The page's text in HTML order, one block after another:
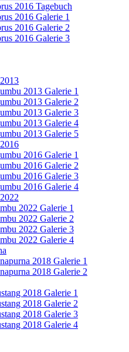
2016 Tagebuch
2016 Galerie 1
2016 Galerie 2
2016 Galerie 3
2013 Galerie 1
2013 Galerie 2
2013 Galerie 3
2013 Galerie 4
2013 Galerie 5
2016 Galerie 1
2016 Galerie 2
2016 Galerie 3
2016 Galerie 4
2022 Galerie 1
2022 Galerie 2
2022 Galerie 3
2022 Galerie 4
2018 Galerie 1
2018 Galerie 2
2018 Galerie 1
2018 Galerie 2
2018 Galerie 3
2018 Galerie 4